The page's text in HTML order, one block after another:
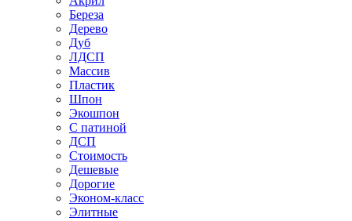
Береза
Дерево
Дуб
ЛДСП
Массив
Пластик
Шпон
Экошпон
С патиной
ДСП
Стоимость
Дешевые
Дорогие
Эконом-класс
Элитные